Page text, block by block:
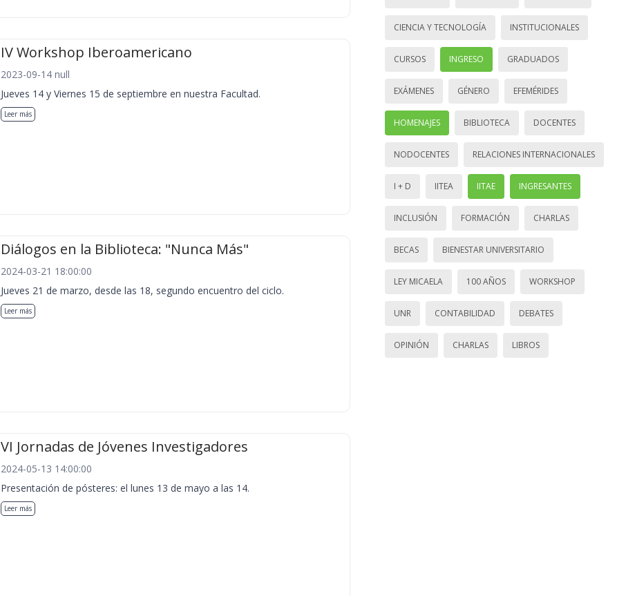
IV Workshop Iberoamericano
2023-09-14 null
Jueves 14 y Viernes 15 de septiembre en nuestra Facultad.
Leer más
Diálogos en la Biblioteca: "Nunca Más"
2024-03-21 18:00:00
Jueves 21 de marzo, desde las 18, segundo encuentro del ciclo.
Leer más
VI Jornadas de Jóvenes Investigadores
2024-05-13 14:00:00
Presentación de pósteres: el lunes 13 de mayo a las 14.
Leer más
CIENCIA Y TECNOLOGÍA INSTITUCIONALES
CURSOS INGRESO GRADUADOS
EXÁMENES GÉNERO EFEMÉRIDES
HOMENAJES BIBLIOTECA DOCENTES
NODOCENTES RELACIONES INTERNACIONALES
I + D IITEA IITAE INGRESANTES
INCLUSIÓN FORMACIÓN CHARLAS
BECAS BIENESTAR UNIVERSITARIO
LEY MICAELA 100 AÑOS WORKSHOP
UNR CONTABILIDAD DEBATES
OPINIÓN CHARLAS LIBROS